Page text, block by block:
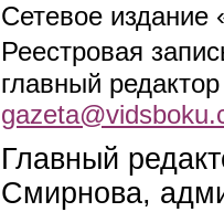
Сетевое издание
Реестровая
главный
Главный
Смирнова,